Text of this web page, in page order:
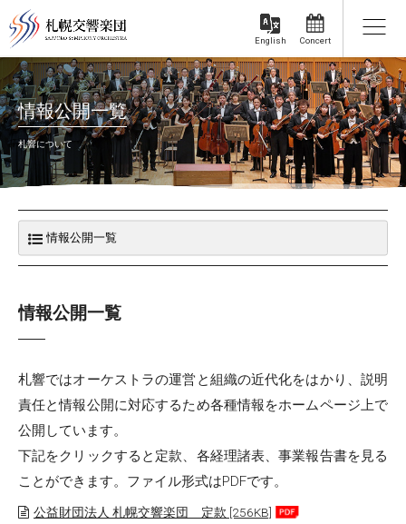
Concert
English
情報公開一覧
札響について
情報公開一覧
札響ではオーケストラの運営と組織の近代化をはかり、説明
責任と情報公開に対応するため各種情報をホームページ上で
公開しています。
下記をクリックすると定款、各経理諸表、事業報告書を見る
ことができます。ファイル形式はPDFです。
公益財団法人 札幌交響楽団 定款 [256KB]